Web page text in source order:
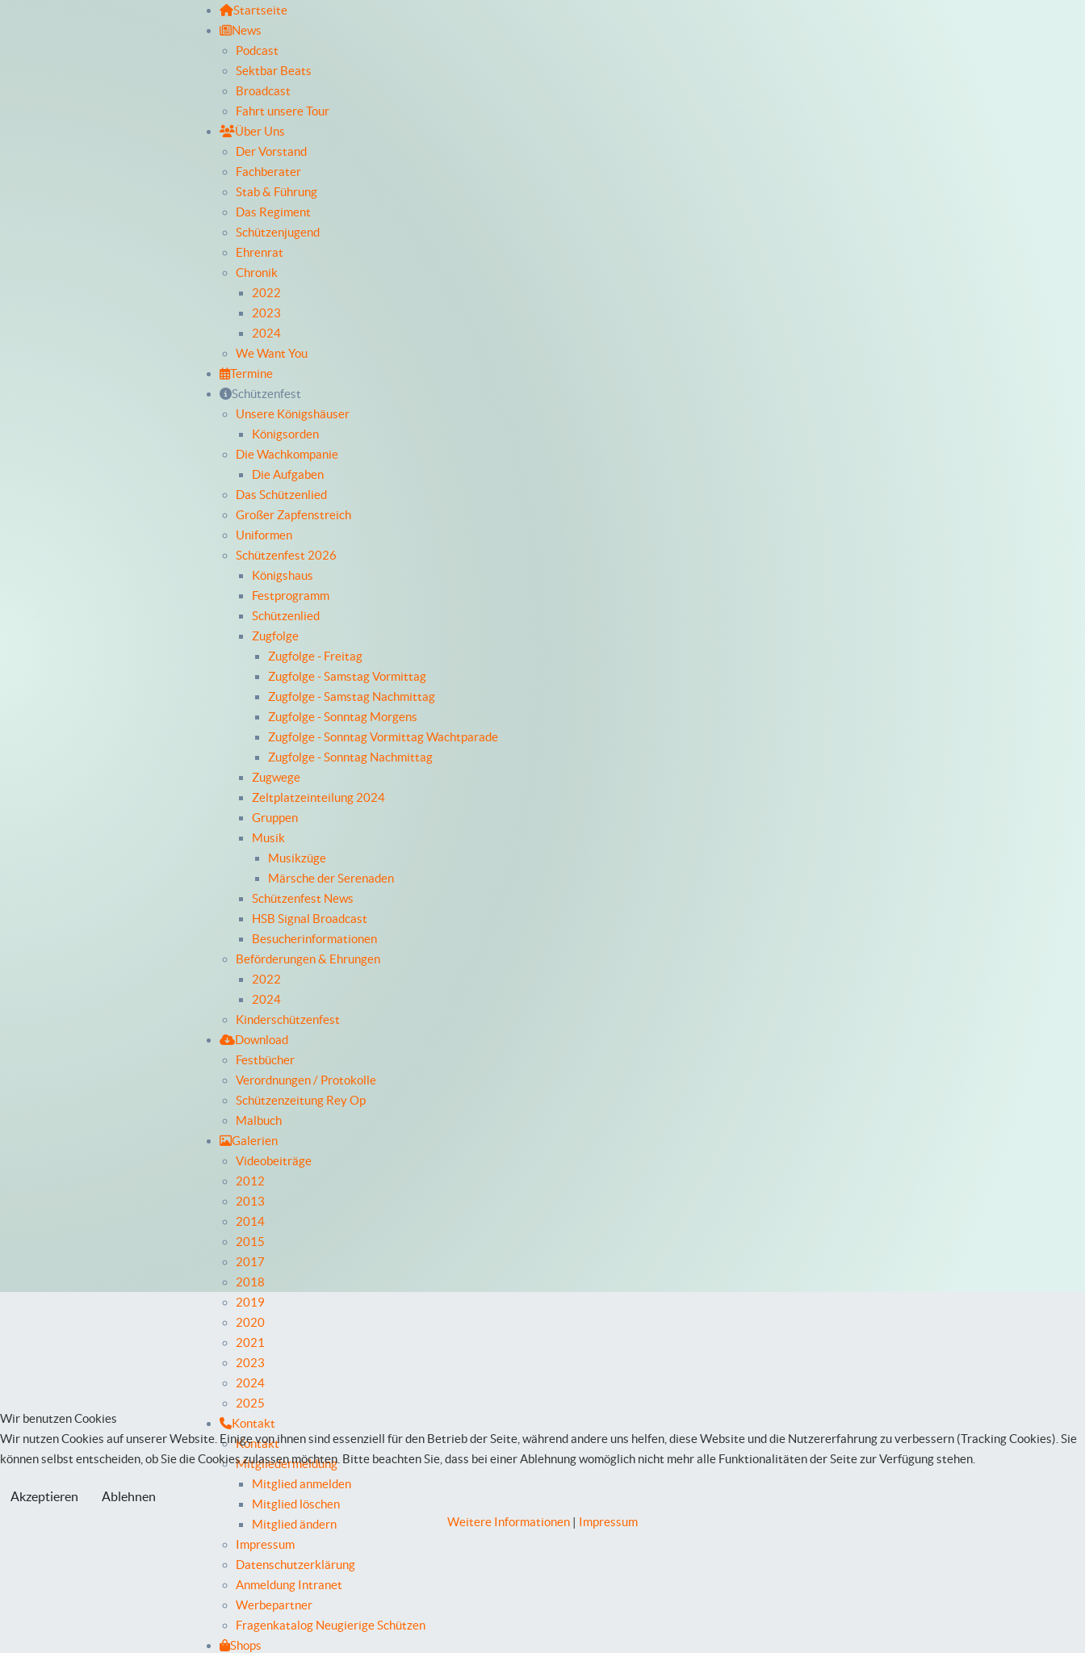
Startseite
News
Podcast
Sektbar Beats
Broadcast
Fahrt unsere Tour
Über Uns
Der Vorstand
Fachberater
Stab & Führung
Das Regiment
Schützenjugend
Ehrenrat
Chronik
2022
2023
2024
We Want You
Termine
Schützenfest
Unsere Königshäuser
Königsorden
Die Wachkompanie
Die Aufgaben
Das Schützenlied
Großer Zapfenstreich
Uniformen
Schützenfest 2026
Königshaus
Festprogramm
Schützenlied
Zugfolge
Zugfolge - Freitag
Zugfolge - Samstag Vormittag
Zugfolge - Samstag Nachmittag
Zugfolge - Sonntag Morgens
Zugfolge - Sonntag Vormittag Wachtparade
Zugfolge - Sonntag Nachmittag
Zugwege
Zeltplatzeinteilung 2024
Gruppen
Musik
Musikzüge
Märsche der Serenaden
Schützenfest News
HSB Signal Broadcast
Besucherinformationen
Beförderungen & Ehrungen
2022
2024
Kinderschützenfest
Download
Festbücher
Verordnungen / Protokolle
Schützenzeitung Rey Op
Malbuch
Galerien
Videobeiträge
2012
2013
2014
2015
2017
2018
2019
2020
2021
2023
2024
2025
Kontakt
Kontakt
Mitgliedermeldung
Mitglied anmelden
Mitglied löschen
Mitglied ändern
Impressum
Datenschutzerklärung
Anmeldung Intranet
Werbepartner
Fragenkatalog Neugierige Schützen
Shops
Wir benutzen Cookies
Wir nutzen Cookies auf unserer Website. Einige von ihnen sind essenziell für den Betrieb der Seite, während andere uns helfen, diese Website und die Nutzererfahrung zu verbessern (Tracking Cookies). Sie
können selbst entscheiden, ob Sie die Cookies zulassen möchten. Bitte beachten Sie, dass bei einer Ablehnung womöglich nicht mehr alle Funktionalitäten der Seite zur Verfügung stehen.
Akzeptieren Ablehnen
Weitere Informationen | Impressum